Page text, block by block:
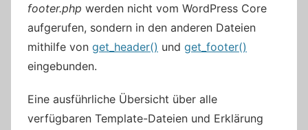
footer.php werden nicht vom WordPress Core
aufgerufen, sondern in den anderen Dateien
mithilfe von get_header() und get_footer()
eingebunden.
Eine ausführliche Übersicht über alle
verfügbaren Template-Dateien und Erklärung